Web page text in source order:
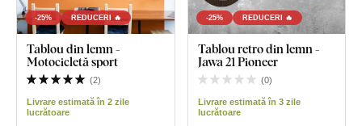
-25% REDUCERI 🔥
Tablou din lemn -
Motocicletă sport
(2)
Livrare estimată în 2 zile
lucrătoare
-25% REDUCERI 🔥
Tablou retro din lemn -
Jawa 21 Pioneer
(0)
Livrare estimată în 3 zile
lucrătoare